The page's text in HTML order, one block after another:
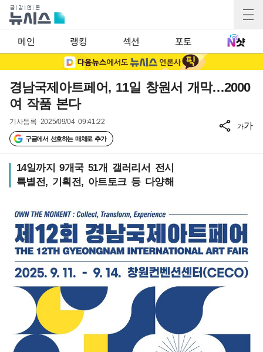
메인 랭킹 섹션 포토
경남국제아트페어, 11일 창원서 개막…2000
여 작품 본다
기사등록 2025/09/04 09:41:22
구글에서 선호하는 매체로 추가
가가
14일까지 9개국 51개 갤러리서 전시
특별전, 기획전, 아트토크 등 다양해